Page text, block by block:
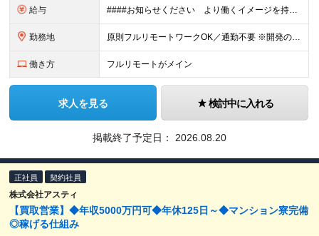
給与 ####お知らせください より働くイメージを持てるよう、給与の書き分けは可能でしょうか。 （例） ・開発経験5年の方 年俸●●万円 ・要件定義、詳細設計の経験が5年以上の方 年俸●●万円 など 年
勤務地 原則フルリモートワークOK／通勤不要 ※開発の熱量を共有するため、出社できる範囲にお住まいの方を想定。 ※年2～3回の海外出張あり。 ◆オフィス 東京都港区高輪3丁目25-29 Ave.Takan
働き方 フルリモートがメイン
求人を見る 検討中に入れる
掲載終了予定日： 2026.08.20
正社員 契約社員
株式会社アスティ
【買取営業】◆年収5000万円可◆年休125日～◆マンション寮完備
◎稼げる仕組み